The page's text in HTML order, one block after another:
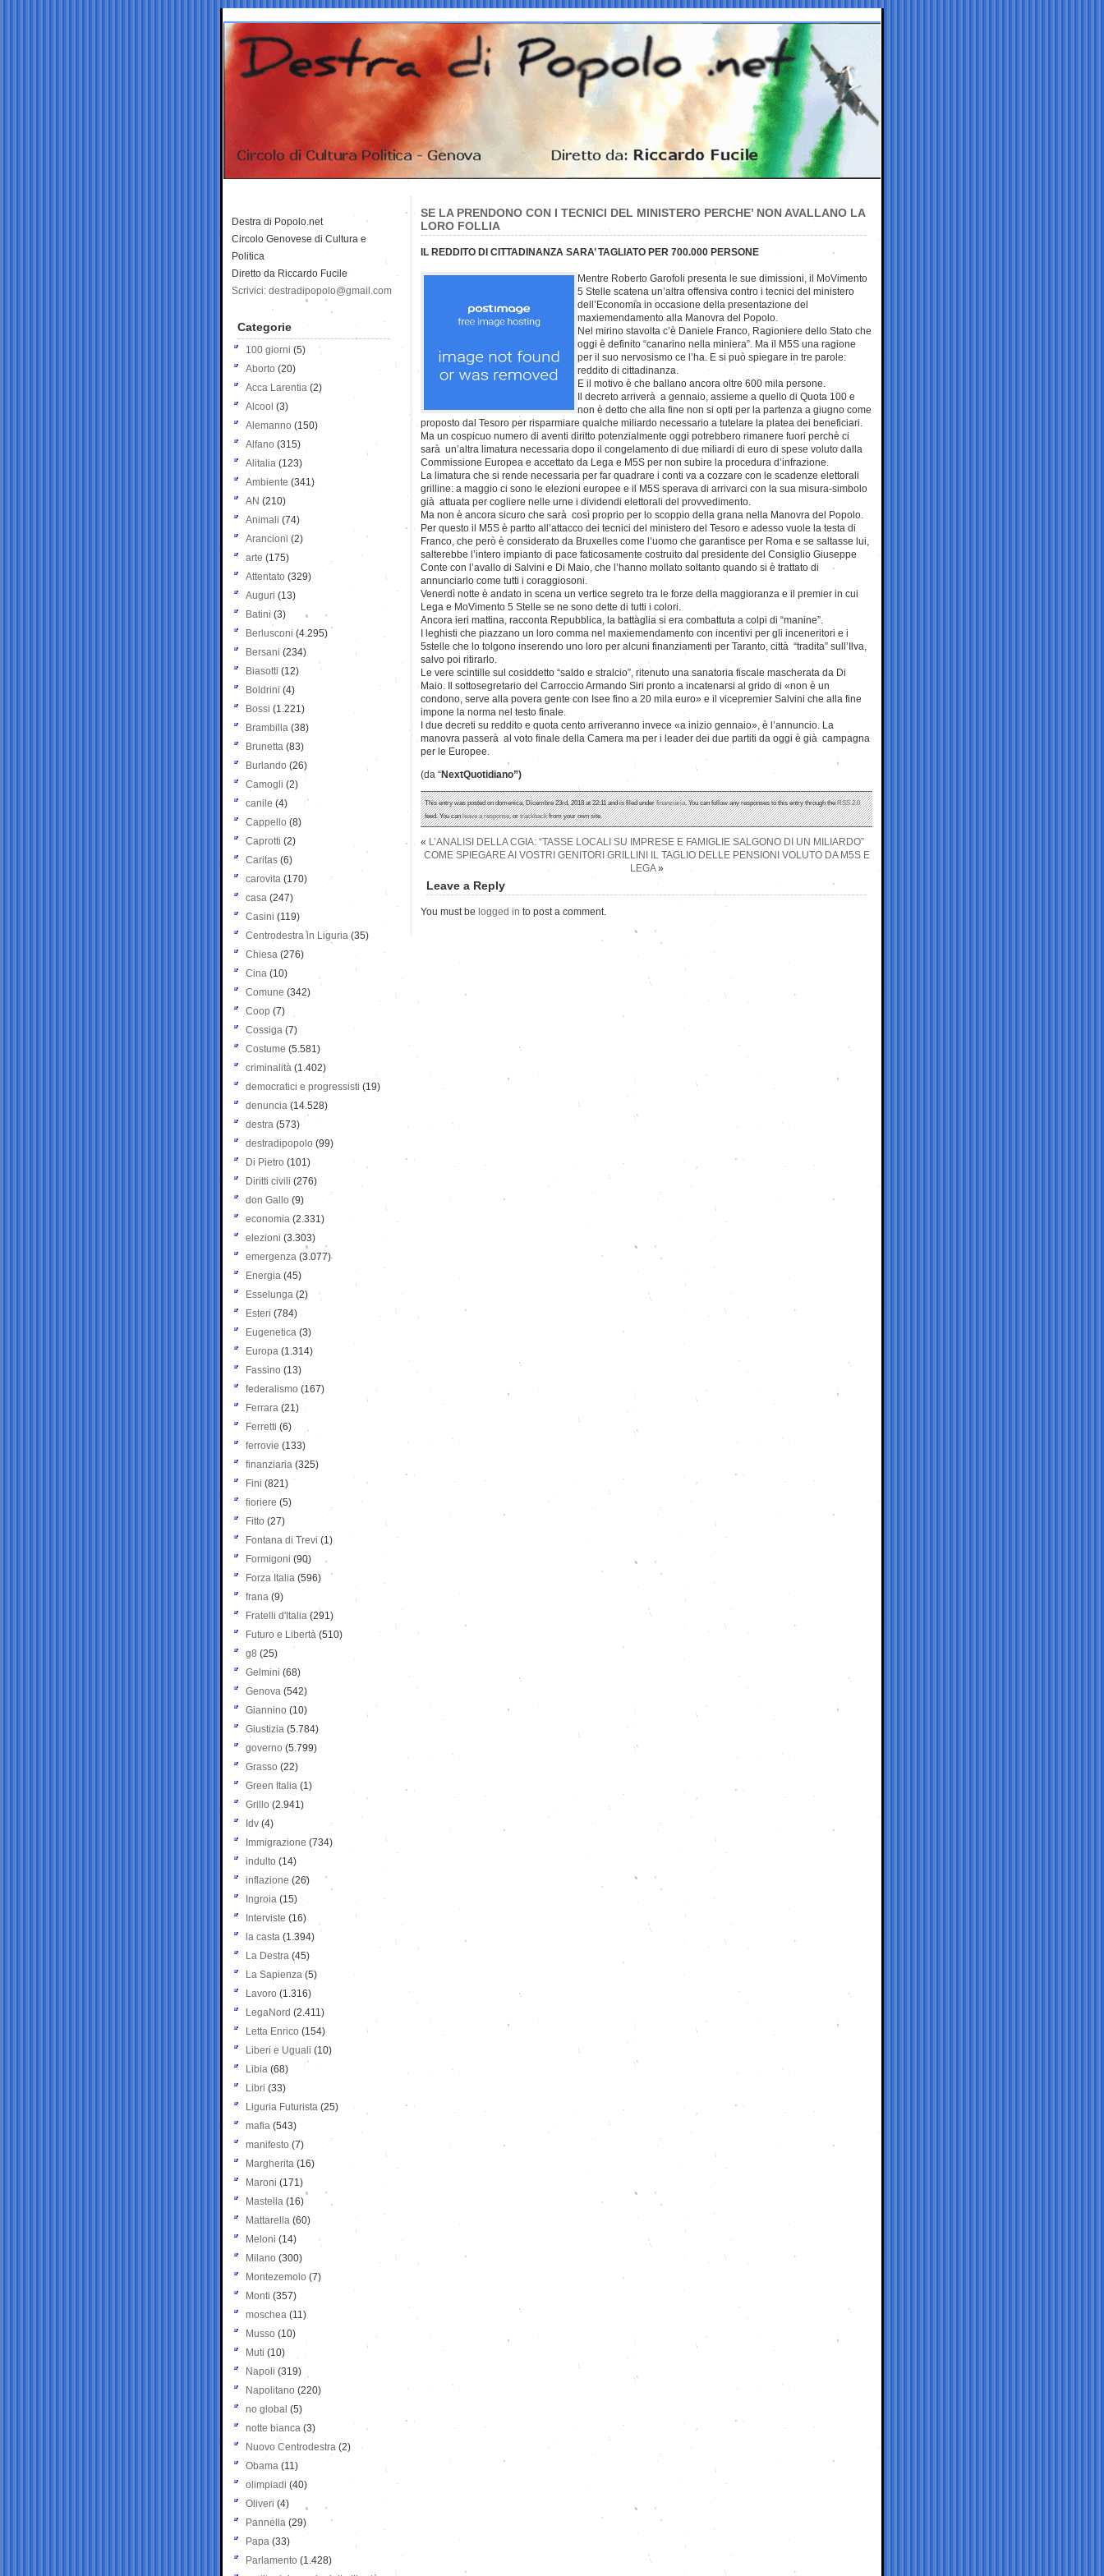
SE LA PRENDONO CON I TECNICI DEL MINISTERO PERCHE’ NON AVALLANO LA
LORO FOLLIA
IL REDDITO DI CITTADINANZA SARA’ TAGLIATO PER 700.000 PERSONE
Mentre Roberto Garofoli presenta le sue dimissioni, il MoVimento
5 Stelle scatena un’altra offensiva contro i tecnici del ministero
dell’Economia in occasione della presentazione del
maxiemendamento alla Manovra del Popolo.
Nel mirino stavolta c’è Daniele Franco, Ragioniere dello Stato che
oggi è definito “canarino nella miniera”. Ma il M5S una ragione
per il suo nervosismo ce l’ha. E si può spiegare in tre parole:
reddito di cittadinanza.
E il motivo è che ballano ancora oltre 600 mila persone.
Il decreto arriverà a gennaio, assieme a quello di Quota 100 e
non è detto che alla fine non si opti per la partenza a giugno come
proposto dal Tesoro per risparmiare qualche miliardo necessario a tutelare la platea dei beneficiari.
Ma un cospicuo numero di aventi diritto potenzialmente oggi potrebbero rimanere fuori perchè ci
sarà un’altra limatura necessaria dopo il congelamento di due miliardi di euro di spese voluto dalla
Commissione Europea e accettato da Lega e M5S per non subire la procedura d’infrazione.
La limatura che si rende necessaria per far quadrare i conti va a cozzare con le scadenze elettorali
grilline: a maggio ci sono le elezioni europee e il M5S sperava di arrivarci con la sua misura-simbolo
già attuata per cogliere nelle urne i dividendi elettorali del provvedimento.
Ma non è ancora sicuro che sarà così proprio per lo scoppio della grana nella Manovra del Popolo.
Per questo il M5S è partto all’attacco dei tecnici del ministero del Tesoro e adesso vuole la testa di
Franco, che però è considerato da Bruxelles come l’uomo che garantisce per Roma e se saltasse lui,
salterebbe l’intero impianto di pace faticosamente costruito dal presidente del Consiglio Giuseppe
Conte con l’avallo di Salvini e Di Maio, che l’hanno mollato soltanto quando si è trattato di
annunciarlo come tutti i coraggiosoni.
Venerdì notte è andato in scena un vertice segreto tra le forze della maggioranza e il premier in cui
Lega e MoVimento 5 Stelle se ne sono dette di tutti i colori.
Ancora ieri mattina, racconta Repubblica, la battaglia si era combattuta a colpi di “manine”.
I leghisti che piazzano un loro comma nel maxiemendamento con incentivi per gli inceneritori e i
5stelle che lo tolgono inserendo uno loro per alcuni finanziamenti per Taranto, città “tradita” sull’Ilva,
salvo poi ritirarlo.
Le vere scintille sul cosiddetto “saldo e stralcio”, ritenuto una sanatoria fiscale mascherata da Di
Maio. Il sottosegretario del Carroccio Armando Siri pronto a incatenarsi al grido di «non è un
condono, serve alla povera gente con Isee fino a 20 mila euro» e il vicepremier Salvini che alla fine
impone la norma nel testo finale.
I due decreti su reddito e quota cento arriveranno invece «a inizio gennaio», è l’annuncio. La
manovra passerà al voto finale della Camera ma per i leader dei due partiti da oggi è già campagna
per le Europee.
(da “NextQuotidiano”)
This entry was posted on domenica, Dicembre 23rd, 2018 at 22:11 and is filed underfinanziaria. You can follow any responses to this entry through theRSS 2.0
feed. You canleave a response, ortrackbackfrom your own site.
« L’ANALISI DELLA CGIA: “TASSE LOCALI SU IMPRESE E FAMIGLIE SALGONO DI UN MILIARDO”
COME SPIEGARE AI VOSTRI GENITORI GRILLINI IL TAGLIO DELLE PENSIONI VOLUTO DA M5S E
LEGA»
Leave a Reply
You must be logged in to post a comment.
Destra di Popolo.net
Circolo Genovese di Cultura e
Politica
Diretto da Riccardo Fucile
Scrivici: destradipopolo@gmail.com
Categorie
100 giorni (5)
Aborto (20)
Acca Larentia (2)
Alcool (3)
Alemanno (150)
Alfano (315)
Alitalia (123)
Ambiente (341)
AN (210)
Animali (74)
Arancioni (2)
arte (175)
Attentato (329)
Auguri (13)
Batini (3)
Berlusconi (4.295)
Bersani (234)
Biasotti (12)
Boldrini (4)
Bossi (1.221)
Brambilla (38)
Brunetta (83)
Burlando (26)
Camogli (2)
canile (4)
Cappello (8)
Caprotti (2)
Caritas (6)
carovita (170)
casa (247)
Casini (119)
Centrodestra in Liguria (35)
Chiesa (276)
Cina (10)
Comune (342)
Coop (7)
Cossiga (7)
Costume (5.581)
criminalità (1.402)
democratici e progressisti (19)
denuncia (14.528)
destra (573)
destradipopolo (99)
Di Pietro (101)
Diritti civili (276)
don Gallo (9)
economia (2.331)
elezioni (3.303)
emergenza (3.077)
Energia (45)
Esselunga (2)
Esteri (784)
Eugenetica (3)
Europa (1.314)
Fassino (13)
federalismo (167)
Ferrara (21)
Ferretti (6)
ferrovie (133)
finanziaria (325)
Fini (821)
fioriere (5)
Fitto (27)
Fontana di Trevi (1)
Formigoni (90)
Forza Italia (596)
frana (9)
Fratelli d'Italia (291)
Futuro e Libertà (510)
g8 (25)
Gelmini (68)
Genova (542)
Giannino (10)
Giustizia (5.784)
governo (5.799)
Grasso (22)
Green Italia (1)
Grillo (2.941)
Idv (4)
Immigrazione (734)
indulto (14)
inflazione (26)
Ingroia (15)
Interviste (16)
la casta (1.394)
La Destra (45)
La Sapienza (5)
Lavoro (1.316)
LegaNord (2.411)
Letta Enrico (154)
Liberi e Uguali (10)
Libia (68)
Libri (33)
Liguria Futurista (25)
mafia (543)
manifesto (7)
Margherita (16)
Maroni (171)
Mastella (16)
Mattarella (60)
Meloni (14)
Milano (300)
Montezemolo (7)
Monti (357)
moschea (11)
Musso (10)
Muti (10)
Napoli (319)
Napolitano (220)
no global (5)
notte bianca (3)
Nuovo Centrodestra (2)
Obama (11)
olimpiadi (40)
Oliveri (4)
Pannella (29)
Papa (33)
Parlamento (1.428)